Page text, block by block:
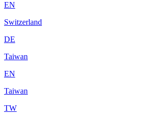
EN
Switzerland
DE
Taiwan
EN
Taiwan
TW